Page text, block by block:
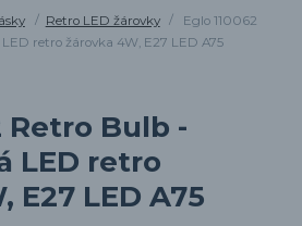
Retro LED žárovky
Eglo 110062
retro žárovka 4W, E27 LED A75
Retro Bulb -
LED retro
E27 LED A75